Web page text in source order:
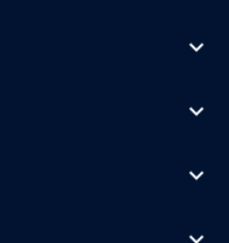
expand_more
expand_more
expand_more